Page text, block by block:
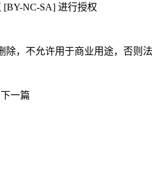
NC-SA] 进行授权
，不允许用于商业用途，否则法
下一篇